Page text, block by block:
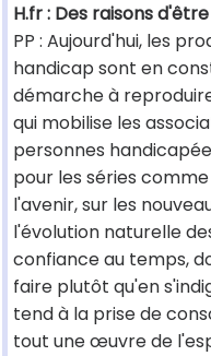
H.fr : Des raisons
PP : Aujourd'hui, les
handicap sont en
démarche à
qui mobilise les
personnes
pour les séries comme
l'avenir, sur les
l'évolution naturelle
confiance au temps,
faire plutôt qu'en
tend à la prise de
tout une œuvre de